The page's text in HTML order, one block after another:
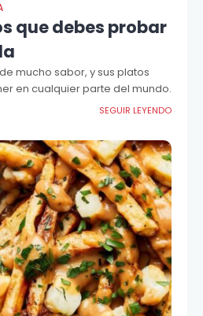
que debes probar
mucho sabor, y sus platos
en cualquier parte del mundo.
SEGUIR LEYENDO